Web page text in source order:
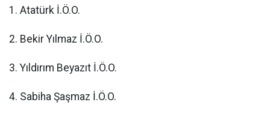
1. Atatürk İ.Ö.O.
2. Bekir Yılmaz İ.Ö.O.
3. Yıldırım Beyazıt İ.Ö.O.
4. Sabiha Şaşmaz İ.Ö.O.